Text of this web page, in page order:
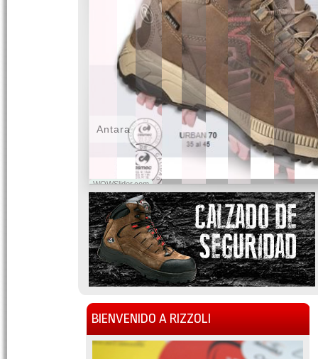
WOWSlider.com
Antara
BIENVENIDO A RIZZOLI